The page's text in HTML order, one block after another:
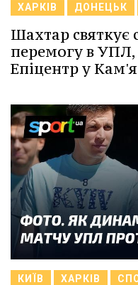
ХАРКІВ ДОНЕЦЬК
Шахтар святкує
перемогу в
Епіцентр у
КИЇВ ХАРКІВ